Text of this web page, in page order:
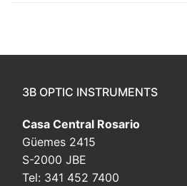
3B OPTIC INSTRUMENTS
Casa Central Rosario
Güemes 2415
S-2000 JBE
Tel: 341 452 7400